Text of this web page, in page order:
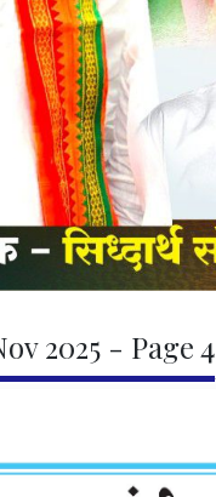
2025 - Page 4